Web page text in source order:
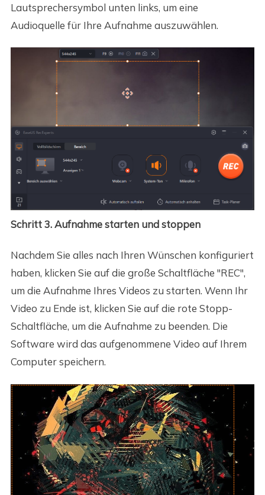
Lautsprechersymbol unten links, um eine
Audioquelle für Ihre Aufnahme auszuwählen.
Schritt 3. Aufnahme starten und stoppen
Nachdem Sie alles nach Ihren Wünschen konfiguriert
haben, klicken Sie auf die große Schaltfläche "REC",
um die Aufnahme Ihres Videos zu starten. Wenn Ihr
Video zu Ende ist, klicken Sie auf die rote Stopp-
Schaltfläche, um die Aufnahme zu beenden. Die
Software wird das aufgenommene Video auf Ihrem
Computer speichern.